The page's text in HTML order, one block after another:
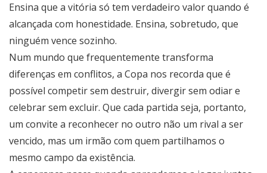
Ensina que a vitória só tem verdadeiro valor quando é
alcançada com honestidade. Ensina, sobretudo, que
ninguém vence sozinho.
Num mundo que frequentemente transforma
diferenças em conflitos, a Copa nos recorda que é
possível competir sem destruir, divergir sem odiar e
celebrar sem excluir. Que cada partida seja, portanto,
um convite a reconhecer no outro não um rival a ser
vencido, mas um irmão com quem partilhamos o
mesmo campo da existência.